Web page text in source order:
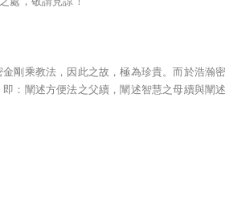
剛乘教法，因此之故，極為珍貴。而於浩瀚
：闡述方便法之父續，闡述智慧之母續與闡